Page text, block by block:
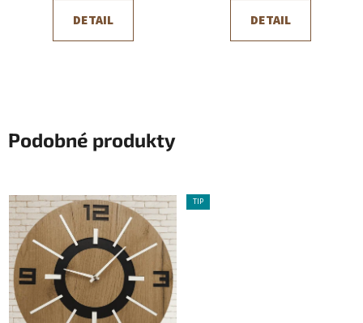
DETAIL DETAIL
Podobné produkty
TIP